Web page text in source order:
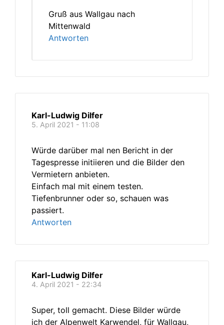
Gruß aus Wallgau nach
Mittenwald
Antworten
Karl-Ludwig Dilfer
5. April 2021 - 11:08
Würde darüber mal nen Bericht in der
Tagespresse initiieren und die Bilder den
Vermietern anbieten.
Einfach mal mit einem testen.
Tiefenbrunner oder so, schauen was
passiert.
Antworten
Karl-Ludwig Dilfer
4. April 2021 - 22:34
Super, toll gemacht. Diese Bilder würde
ich der Alpenwelt Karwendel, für Wallgau,